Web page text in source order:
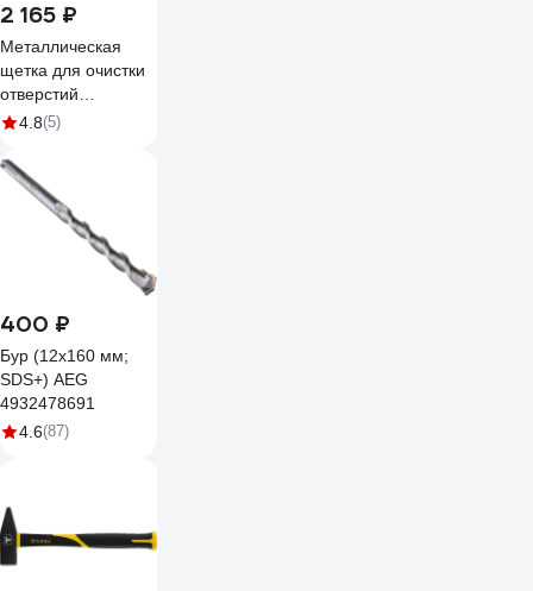
2 165 ₽
Металлическая
щетка для очистки
отверстий
ЕВРОПАРТНЕР
шт. 0 0057 0
4.8(5)
400 ₽
Бур (12x160 мм;
SDS+) AEG
4932478691
4.6(87)